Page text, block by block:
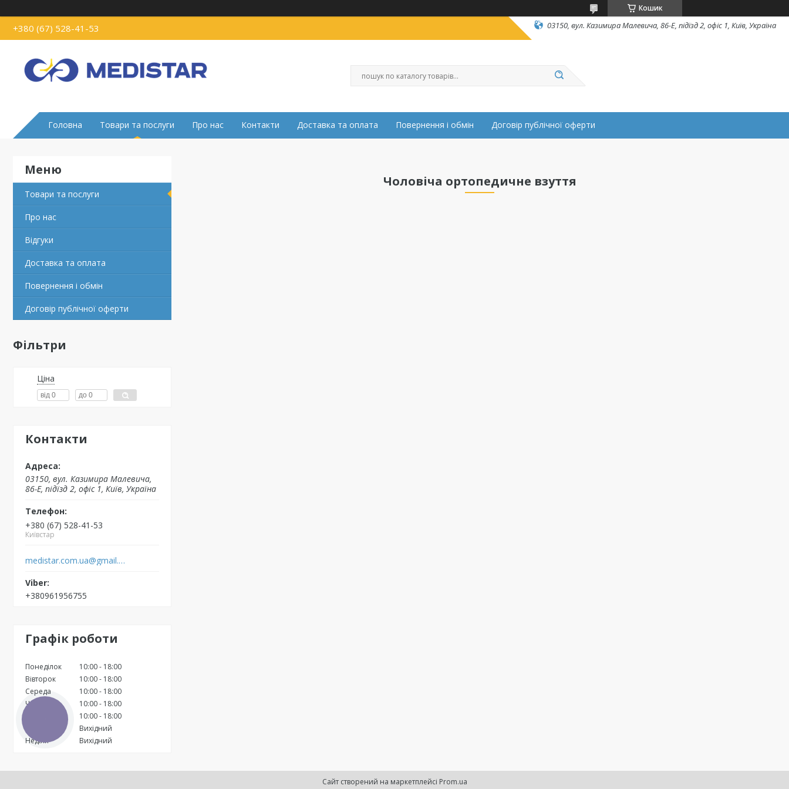
Кошик
+380 (67) 528-41-53 03150, вул. Казимира Малевича, 86-Е, підїзд 2, офіс 1, Київ, Україна
Головна Товари та послуги Про нас Контакти Доставка та оплата Повернення і обмін Договір публічної оферти
Товари та послуги
Про нас
Вiдгуки
Доставка та оплата
Повернення і обмін
Договір публічної оферти
Фільтри
Ціна
Контакти
03150, вул. Казимира Малевича,
86-Е, підїзд 2, офіс 1, Київ, Україна
+380 (67) 528-41-53
Київстар
medistar.com.ua@gmail.com
+380961956755
Графік роботи
Понеділок 10:00
18:00
Вівторок
10:00
18:00
Середа
10:00
18:00
Четвер
10:00
18:00
10:00
18:00
Вихідний
Неділя
Вихідний
Чоловіча ортопедичне взуття
Сайт створений на маркетплейсі Prom.ua